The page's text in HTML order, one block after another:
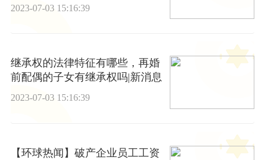
2023-07-03 15:16:39
继承权的法律特征有哪些，再婚
前配偶的子女有继承权吗|新消息
2023-07-03 15:16:39
【环球热闻】破产企业员工工资